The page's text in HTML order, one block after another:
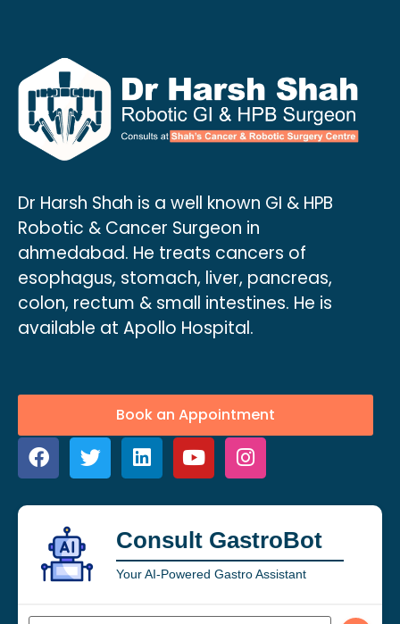
Dr Harsh Shah is a well known GI & HPB
Robotic & Cancer Surgeon in
ahmedabad. He treats cancers of
esophagus, stomach, liver, pancreas,
colon, rectum & small intestines. He is
available at Apollo Hospital.
Book an Appointment
Consult GastroBot
Your AI-Powered Gastro Assistant